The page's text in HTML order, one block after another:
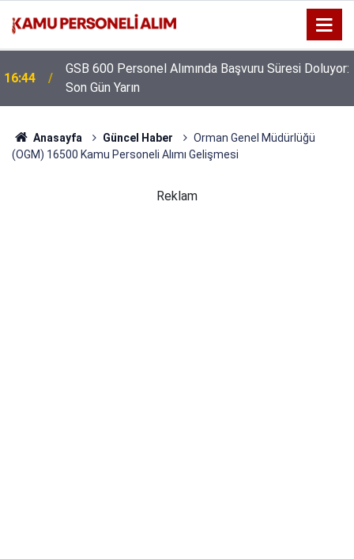
16:44
GSB 600 Personel Alımında Başvuru Süresi Doluyor:
Son Gün Yarın
Anasayfa Güncel Haber
Orman Genel Müdürlüğü
(OGM) 16500 Kamu Personeli Alımı Gelişmesi
Reklam